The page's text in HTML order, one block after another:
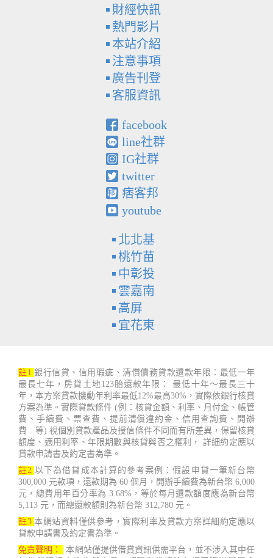
財經快訊
熱門影片
本站介紹
注意事項
廣告刊登
客服資訊
facebook
line社群
IG社群
twitter
痞客邦
youtube
北北基
桃竹苗
中彰投
雲嘉南
高屏
宜花東
註1 銀行信貸、信用瑕疵、清償債務貸款還款年限：最低一年
最長七年，房貸土地123胎還款年限： 最低十年～最長三十
年，本方案貸款機動年利率最低12%最高30%，實際依銀行核貸
方案為準。實際貸款條件 (例：核貸金額、利率、月付金、帳管
費、手續費、票查費、提前清償違約金、信用查詢費、開辦
費…等) 視個別貸款產品及授信條件不同而有所差異，保留核貸
額度、適用利率、年限期數與核貸與否之權利， 詳細約定應以
貸款申請書及約定書為準。
註2 以下為借貸成本計算的參考案例：假設申貸一筆新台幣
300,000 元款項，還款期為 60 個月，開辦手續費為新台幣 6,000
元，總費用年百分率為 3.68%，等於每月還款額度應為新台幣
5,113 元，而總還款額則為新台幣 312,780 元。
註3 本網站資料僅供參考，實際利率及貸款方案詳細約定應以
貸款申請書及約定書為準。
免責聲明：
本網站僅提供借貸資訊供需平台，並不涉入其中任